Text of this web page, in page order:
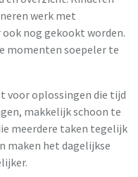
werk met
nog gekookt worden.
momenten soepeler te
voor oplossingen die tijd
makkelijk schoon te
meerdere taken tegelijk
maken het dagelijkse